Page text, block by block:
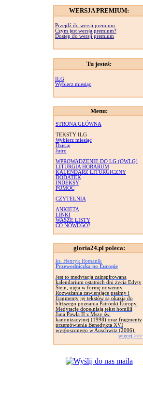
WERSJA PREMIUM:
Przejdź do wersji premium
Czym jest wersja premium?
Dostęp do wersji premium
Tu jesteś:
ILG
Wybierz miesiąc
Menu:
STRONA GŁÓWNA
TEKSTY ILG
Wybierz miesiąc
Dzisiaj
Jutro
WPROWADZENIE DO LG (OWLG)
LITURGIA HORARUM
KALENDARZ LITURGICZNY
DODATEK
INDEKSY
POMOC
CZYTELNIA
ANKIETA
LINKI
WASZE LISTY
CO NOWEGO?
gloria24.pl poleca:
ks. Henryk Romanik
Przewodniczka po Europie
Jest to medytacja zainspirowana
kalendarium ostatnich dni życia Edyty
Stein, ujęta w formę nowenny.
Rozważania zawierające psalmy i
fragmenty jej tekstów są okazją do
bliższego poznania Patronki Europy.
Medytacje dopełniają tekst homilii
Jana Pawła II z Mszy św.
kanonizacyjnej (1998) oraz fragmenty
przemówienia Benedykta XVI
wygłoszonego w Auschwitz (2006).
więcej >>>